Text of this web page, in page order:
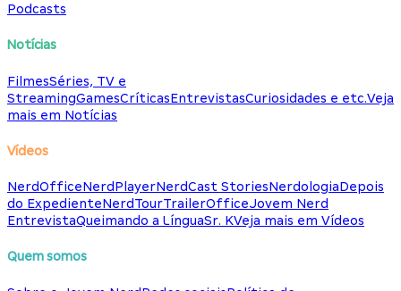
Podcasts
Notícias
FilmesSéries, TV e
StreamingGamesCríticasEntrevistasCuriosidades e etc.Veja
mais em Notícias
Vídeos
NerdOfficeNerdPlayerNerdCast StoriesNerdologiaDepois
do ExpedienteNerdTourTrailerOfficeJovem Nerd
EntrevistaQueimando a LínguaSr. KVeja mais em Vídeos
Quem somos